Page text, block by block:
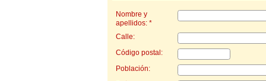
Nombre y
apellidos: *
Calle:
Código postal:
Población: